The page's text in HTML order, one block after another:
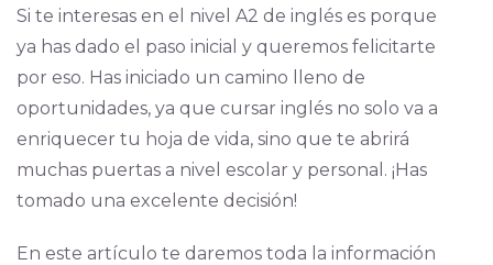
Si te interesas en el nivel A2 de inglés es porque
ya has dado el paso inicial y queremos felicitarte
por eso. Has iniciado un camino lleno de
oportunidades, ya que cursar inglés no solo va a
enriquecer tu hoja de vida, sino que te abrirá
muchas puertas a nivel escolar y personal. ¡Has
tomado una excelente decisión!
En este artículo te daremos toda la información